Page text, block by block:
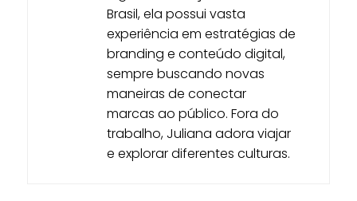
Brasil, ela possui vasta
experiência em estratégias de
branding e conteúdo digital,
sempre buscando novas
maneiras de conectar
marcas ao público. Fora do
trabalho, Juliana adora viajar
e explorar diferentes culturas.